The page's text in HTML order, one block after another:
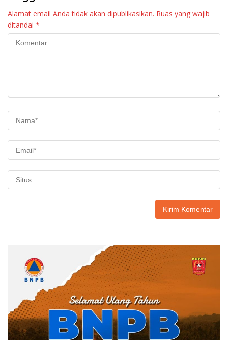
Alamat email Anda tidak akan dipublikasikan. Ruas yang wajib
ditandai *